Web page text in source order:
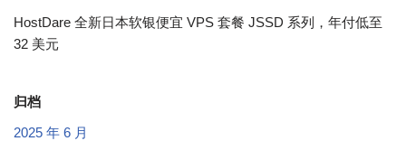
HostDare 全新日本软银便宜 VPS 套餐 JSSD 系列，年付低至
32 美元
归档
2025 年 6 月